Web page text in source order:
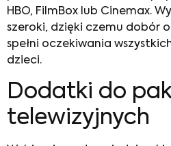
HBO, FilmBox lub Cinemax.
szeroki, dzięki czemu dobór
spełni oczekiwania
dzieci.
Dodatki do
telewizyjnych